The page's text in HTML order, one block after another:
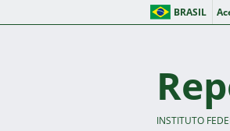
BRASIL
INSTITUTO